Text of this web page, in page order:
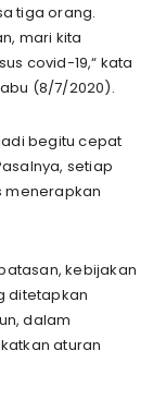
tiga orang.
mari kita
covid-19,“ kata
(8/7/2020).
begitu cepat
setiap
menerapkan
kebijakan
ditetapkan
dalam
aturan